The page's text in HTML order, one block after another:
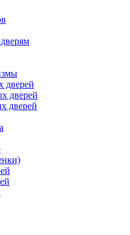
дверей
дверей
дверей